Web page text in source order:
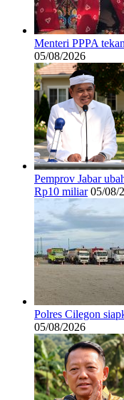
Menteri PPPA
05/08/2026
Pemprov Jabar
Rp10 miliar 05/08/
Polres Cilegon
05/08/2026